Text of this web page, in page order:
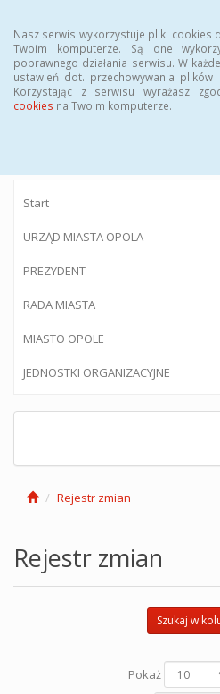
Nasz serwis wykorzystuje pliki cookies
Twoim komputerze. Są one
poprawnego działania serwisu. W
ustawień dot. przechowywania
Korzystając z serwisu wyrażasz
cookies na Twoim komputerze.
BIULETYN
Urzędu
Start
URZĄD MIASTA OPOLA
PREZYDENT
RADA MIASTA
MIASTO OPOLE
JEDNOSTKI ORGANIZACYJNE
Rejestr zmian
Rejestr zmian
Szukaj w
Pokaż